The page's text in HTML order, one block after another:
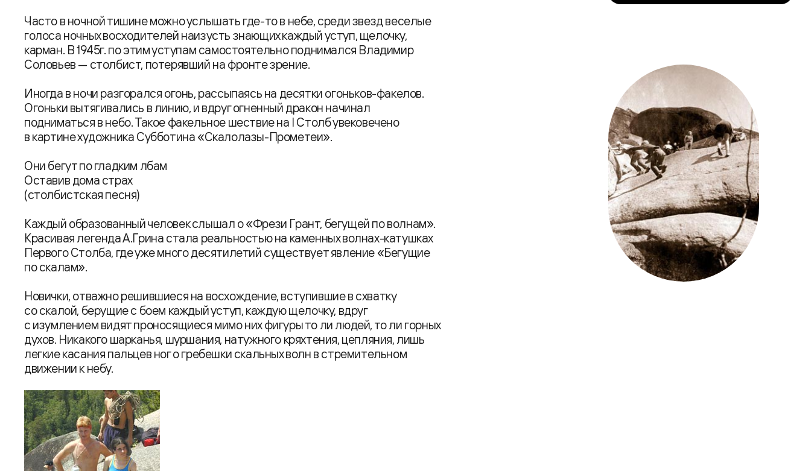
Часто в ночной тишине можно услышать где-то в небе, среди звезд веселые
голоса ночных восходителей наизусть знающих каждый уступ, щелочку,
карман. В 1945г. по этим уступам самостоятельно поднимался Владимир
Соловьев — столбист, потерявший на фронте зрение.
Иногда в ночи разгорался огонь, рассыпаясь на десятки огоньков-факелов.
Огоньки вытягивались в линию, и вдруг огненный дракон начинал
подниматься в небо. Такое факельное шествие на I Столб увековечено
в картине художника Субботина «Скалолазы-Прометеи».
Они бегут по гладким лбам
Оставив дома страх
(столбистская песня)
Каждый образованный человек слышал о «Фрези Грант, бегущей по волнам».
Красивая легенда А.Грина стала реальностью на каменных волнах-катушках
Первого Столба, где уже много десятилетий существует явление «Бегущие
по скалам».
Новички, отважно решившиеся на восхождение, вступившие в схватку
со скалой, берущие с боем каждый уступ, каждую щелочку, вдруг
с изумлением видят проносящиеся мимо них фигуры то ли людей, то ли горных
духов. Никакого шарканья, шуршания, натужного кряхтения, цепляния, лишь
легкие касания пальцев ног о гребешки скальных волн в стремительном
движении к небу.